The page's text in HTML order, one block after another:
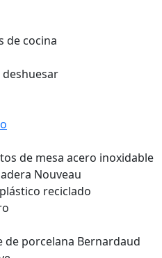
cocina
de mesa acero inoxidable
Nouveau
reciclado
porcelana Bernardaud